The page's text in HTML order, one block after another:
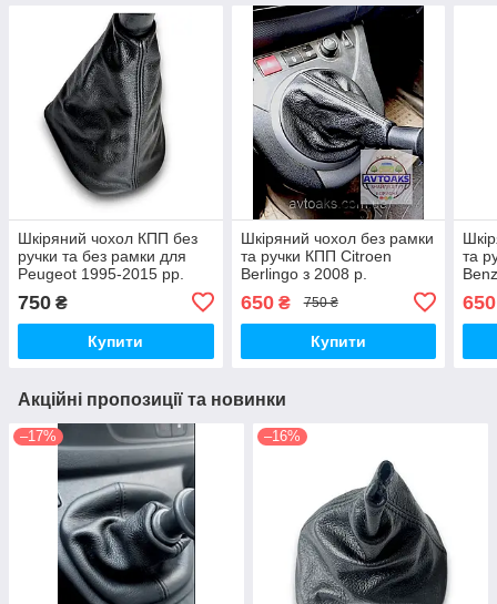
Шкіряний чохол КПП без
ручки та без рамки для
Peugeot 1995-2015 рр.
750 ₴
Купити
Шкіряний чохол без рамки
та ручки КПП Citroеn
Berlingo з 2008 р.
650₴ 750 ₴
Купити
та
650
Акційні пропозиції та новинки
–17% –16%